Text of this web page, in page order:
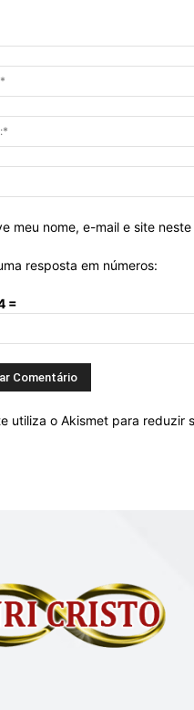
meu nome, e-mail e site
resposta em números:
=
utiliza o Akismet para reduzir